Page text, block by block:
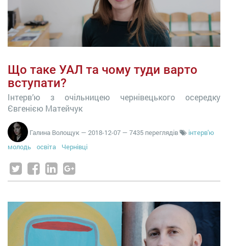
Що таке УАЛ та чому туди варто
вступати?
Інтерв’ю з очільницею чернівецького осередку
Євгенією Матейчук
Галина Волощук — 2018-12-07 — 7435 переглядів
інтерв'ю
молодь
освіта Чернівці